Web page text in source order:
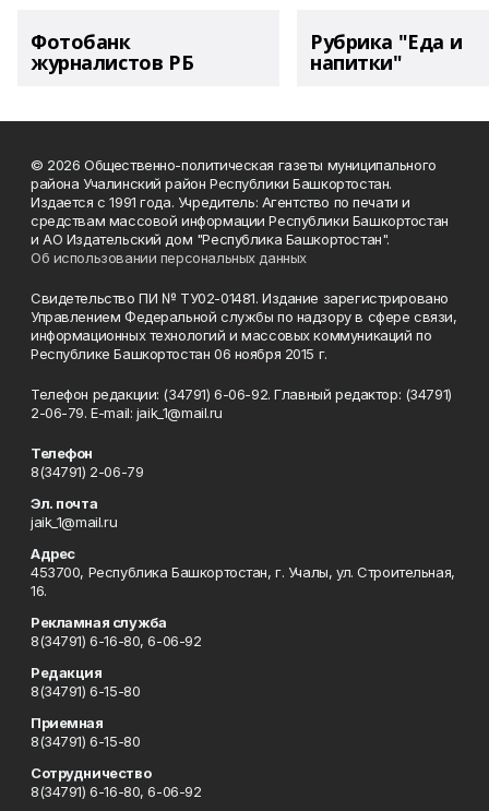
Фотобанк
журналистов РБ
Рубрика "Еда и
напитки"
© 2026 Общественно-политическая газеты муниципального
района Учалинский район Республики Башкортостан.
Издается с 1991 года. Учредитель: Агентство по печати и
средствам массовой информации Республики Башкортостан
и АО Издательский дом "Республика Башкортостан".
Об использовании персональных данных
Свидетельство ПИ № ТУ02-01481. Издание зарегистрировано
Управлением Федеральной службы по надзору в сфере связи,
информационных технологий и массовых коммуникаций по
Республике Башкортостан 06 ноября 2015 г.
Телефон редакции: (34791) 6-06-92. Главный редактор: (34791)
2-06-79. Е-mаil: jaik_1@mail.ru
Телефон
8(34791) 2-06-79
Эл. почта
jaik_1@mail.ru
Адрес
453700, Республика Башкортостан, г. Учалы, ул. Строительная,
16.
Рекламная служба
8(34791) 6-16-80, 6-06-92
Редакция
8(34791) 6-15-80
Приемная
8(34791) 6-15-80
Сотрудничество
8(34791) 6-16-80, 6-06-92